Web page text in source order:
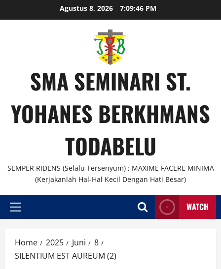
Agustus 8, 2026 7:09:47 PM
SMA SEMINARI ST.
YOHANES BERKHMANS
TODABELU
SEMPER RIDENS (Selalu Tersenyum) ; MAXIME FACERE MINIMA
(Kerjakanlah Hal-Hal Kecil Dengan Hati Besar)
WATCH
Home 2025 Juni
8
SILENTIUM EST AUREUM (2)